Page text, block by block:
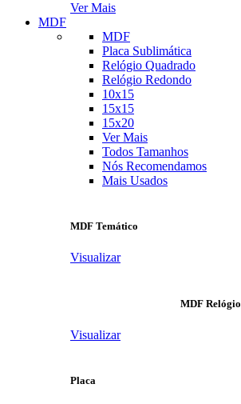
Ver Mais
MDF
MDF
Placa Sublimática
Relógio Quadrado
Relógio Redondo
10x15
15x15
15x20
Ver Mais
Todos Tamanhos
Nós Recomendamos
Mais Usados
MDF Temático
Visualizar
MDF Relógio
Visualizar
Placa